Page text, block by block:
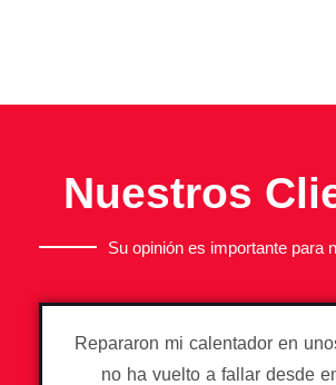
Nuestros
Su opinión es importante para
Repararon mi calentador en
no ha vuelto a fallar desde